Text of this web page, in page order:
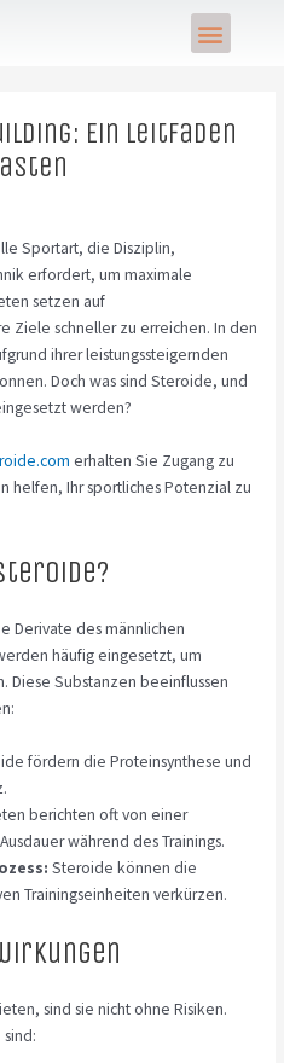
Menu
Ein Leitfaden
Sportart, die Disziplin,
erfordert, um maximale
setzen auf
Ziele schneller zu erreichen. In den
ihrer leistungssteigernden
Doch was sind Steroide, und
werden?
erhalten Sie Zugang zu
helfen, Ihr sportliches Potenzial zu
Derivate des männlichen
häufig eingesetzt, um
Diese Substanzen beeinflussen
fördern die Proteinsynthese und
berichten oft von einer
während des Trainings.
Steroide können die
Trainingseinheiten verkürzen.
sind sie nicht ohne Risiken.